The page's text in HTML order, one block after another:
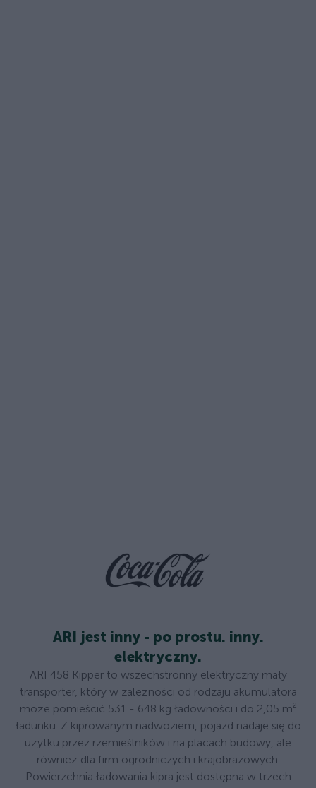
ARI jest inny - po prostu. inny.
elektryczny.
ARI 458 Kipper to wszechstronny elektryczny mały
transporter, który w zależności od rodzaju akumulatora
może pomieścić 531 - 648 kg ładowności i do 2,05 m²
ładunku. Z kiprowanym nadwoziem, pojazd nadaje się do
użytku przez rzemieślników i na placach budowy, ale
również dla firm ogrodniczych i krajobrazowych.
Powierzchnia ładowania kipra jest dostępna w trzech